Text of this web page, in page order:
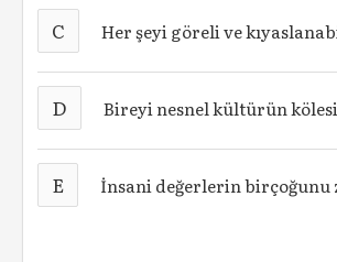
C Her şeyi göreli ve
D Bireyi nesnel kültürün
E İnsani değerlerin birçoğunu